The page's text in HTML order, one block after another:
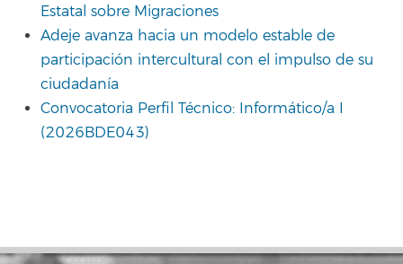
Estatal sobre Migraciones
Adeje avanza hacia un modelo estable de
participación intercultural con el impulso de su
ciudadanía
Convocatoria Perfil Técnico: Informático/a I
(2026BDE043)